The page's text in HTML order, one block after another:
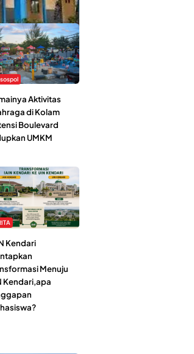
Aktivitas
di Kolam
Boulevard
UMKM
Kendari
Menuju
Kendari,apa